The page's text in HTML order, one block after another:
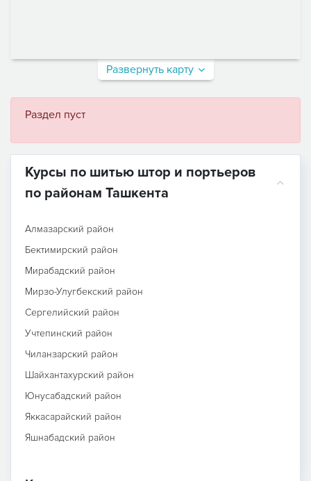
Развернуть карту
Раздел пуст
Курсы по шитью штор и портьеров
по районам Ташкента
Алмазарский район
Бектимирский район
Мирабадский район
Мирзо-Улугбекский район
Сергелийский район
Учтепинский район
Чиланзарский район
Шайхантахурский район
Юнусабадский район
Яккасарайский район
Яшнабадский район